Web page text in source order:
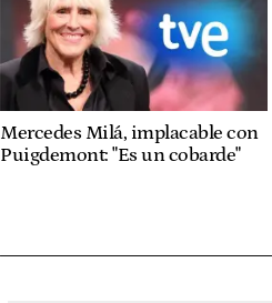
Mercedes Milá, implacable con
Puigdemont: "Es un cobarde"